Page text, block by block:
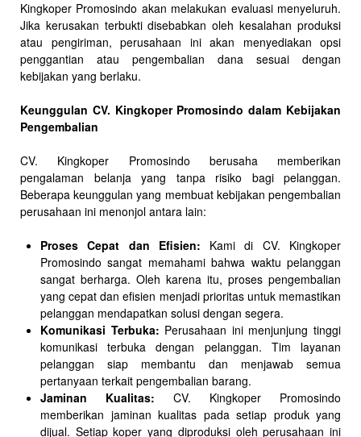
Kingkoper Promosindo akan melakukan evaluasi menyeluruh.
Jika kerusakan terbukti disebabkan oleh kesalahan produksi
atau pengiriman, perusahaan ini akan menyediakan opsi
penggantian atau pengembalian dana sesuai dengan
kebijakan yang berlaku.
Keunggulan CV. Kingkoper Promosindo dalam Kebijakan
Pengembalian
CV. Kingkoper Promosindo berusaha memberikan
pengalaman belanja yang tanpa risiko bagi pelanggan.
Beberapa keunggulan yang membuat kebijakan pengembalian
perusahaan ini menonjol antara lain:
Proses Cepat dan Efisien: Kami di CV. Kingkoper
Promosindo sangat memahami bahwa waktu pelanggan
sangat berharga. Oleh karena itu, proses pengembalian
yang cepat dan efisien menjadi prioritas untuk memastikan
pelanggan mendapatkan solusi dengan segera.
Komunikasi Terbuka: Perusahaan ini menjunjung tinggi
komunikasi terbuka dengan pelanggan. Tim layanan
pelanggan siap membantu dan menjawab semua
pertanyaan terkait pengembalian barang.
Jaminan Kualitas: CV. Kingkoper Promosindo
memberikan jaminan kualitas pada setiap produk yang
dijual. Setiap koper yang diproduksi oleh perusahaan ini